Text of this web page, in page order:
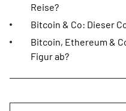
Reise?
Bitcoin & Co: Dieser
Bitcoin, Ethereum &
Figur ab?